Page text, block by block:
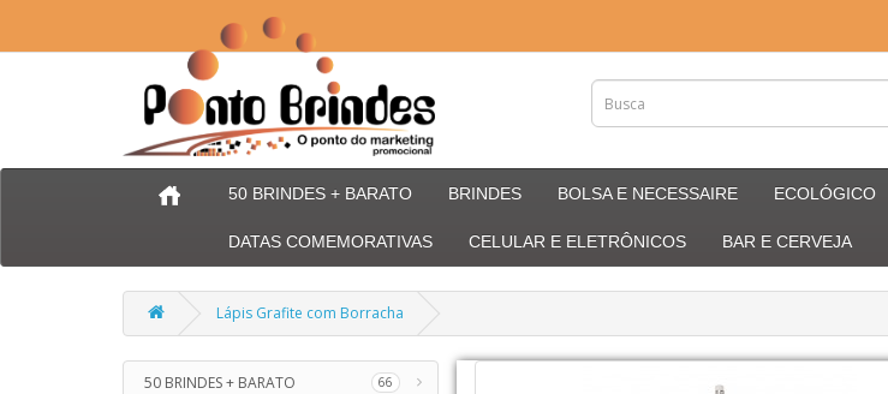
50 BRINDES + BARATO BRINDES BOLSA E NECESSAIRE ECOLÓGICO
DATAS COMEMORATIVAS CELULAR E ELETRÔNICOS BAR E CERVEJA
Lápis Grafite com Borracha
50 BRINDES + BARATO 66